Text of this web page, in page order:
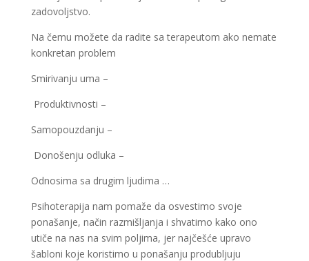
zadovoljstvo.
Na čemu možete da radite sa terapeutom ako nemate
konkretan problem
Smirivanju uma –
Produktivnosti –
Samopouzdanju –
Donošenju odluka –
Odnosima sa drugim ljudima …
Psihoterapija nam pomaže da osvestimo svoje
ponašanje, način razmišljanja i shvatimo kako ono
utiče na nas na svim poljima, jer najčešće upravo
šabloni koje koristimo u ponašanju produbljuju